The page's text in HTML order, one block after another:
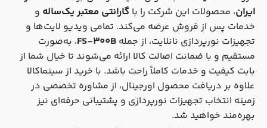
ایران، محصولات این شرکت را با گارانتی معتبر یک‌ساله و
خدمات پس از فروش عرضه می‌کند. تمامی ویدیو لایت‌ها و
تجهیزات نورپردازی نانلایت، از جمله FS-300B، به‌صورت
مستقیم و با ضمانت اصالت کالا ارائه می‌شوند تا خیال شما از
بابت کیفیت و خدمات کاملاً راحت باشد. با خرید از سینماکالا
علاوه بر دریافت محصول اورجینال، از مشاوره تخصصی در
زمینه انتخاب تجهیزات نورپردازی و پشتیبانی حرفه‌ای نیز
بهره‌مند خواهید شد.